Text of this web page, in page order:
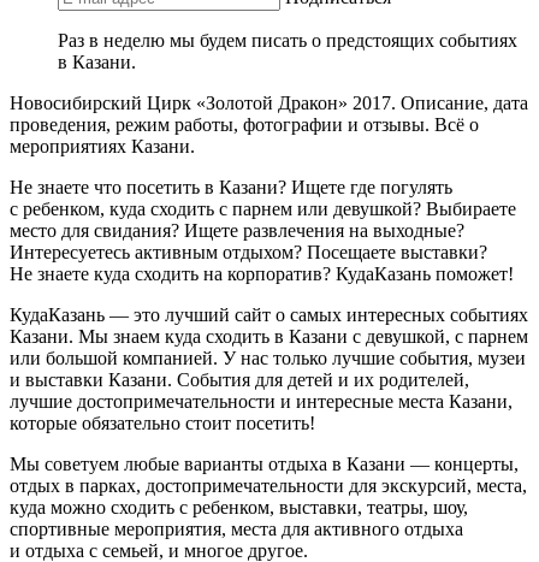
Раз в неделю мы будем писать о предстоящих событиях
в Казани.
Новосибирский Цирк «Золотой Дракон» 2017. Описание, дата
проведения, режим работы, фотографии и отзывы. Всё о
мероприятиях Казани.
Не знаете что посетить в Казани? Ищете где погулять
с ребенком, куда сходить с парнем или девушкой? Выбираете
место для свидания? Ищете развлечения на выходные?
Интересуетесь активным отдыхом? Посещаете выставки?
Не знаете куда сходить на корпоратив? КудаКазань поможет!
КудаКазань — это лучший сайт о самых интересных событиях
Казани. Мы знаем куда сходить в Казани с девушкой, с парнем
или большой компанией. У нас только лучшие события, музеи
и выставки Казани. События для детей и их родителей,
лучшие достопримечательности и интересные места Казани,
которые обязательно стоит посетить!
Мы советуем любые варианты отдыха в Казани — концерты,
отдых в парках, достопримечательности для экскурсий, места,
куда можно сходить с ребенком, выставки, театры, шоу,
спортивные мероприятия, места для активного отдыха
и отдыха с семьей, и многое другое.